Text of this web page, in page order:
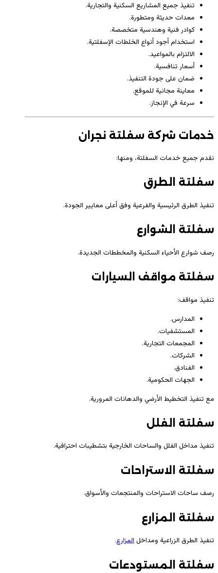
تنفيذ جميع المشاريع السكنية والتجارية.
معدات حديثة ومتطورة.
كوادر فنية وهندسية متخصصة.
استخدام أجود أنواع الخلطات الإسفلتية.
الالتزام بالمواعيد.
أسعار تنافسية.
ضمان على جودة التنفيذ.
معاينة مجانية للموقع.
سرعة في الإنجاز.
خدمات شركة سفلتة نجران
نقدم جميع خدمات السفلتة، ومنها:
سفلتة الطرق
تنفيذ الطرق الرئيسية والفرعية وفق أعلى معايير الجودة.
سفلتة الشوارع
رصف شوارع الأحياء السكنية والمخططات الجديدة.
سفلتة مواقف السيارات
تنفيذ مواقف:
المدارس.
المستشفيات.
المجمعات التجارية.
الشركات.
الفنادق.
الجهات الحكومية.
مع تنفيذ التخطيط الأرضي والدهانات المرورية.
سفلتة الفلل
تنفيذ مداخل الفلل والساحات الخارجية بتشطيبات احترافية.
سفلتة الاستراحات
رصف ساحات الاستراحات والمنتجعات والأسواق.
سفلتة المزارع
تنفيذ الطرق الزراعية ومداخلالمزارع.
سفلتة المستودعات